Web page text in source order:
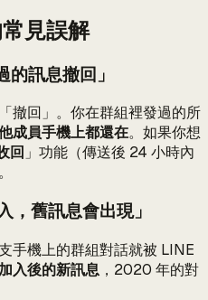
見誤解
訊息撤回」
撤回」。你在群組裡發過的所
成員手機上都還在。如果你想
回 」功能（傳送後 24 小時內
，舊訊息會出現」
手機上的群組對話就被 LINE
入後的新訊息 ，2020 年的對